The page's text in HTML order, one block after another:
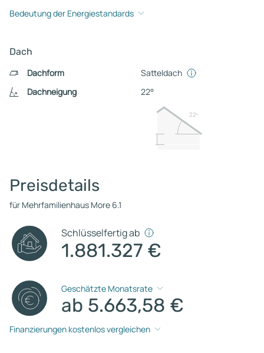
Bedeutung der Energiestandards
Dach
Dachform
Satteldach
Dachneigung
22°
22º
Preisdetails
für Mehrfamilienhaus More 6.1
Schlüsselfertig ab
1.881.327 €
Geschätzte Monatsrate
ab 5.663,58 €
Finanzierungen kostenlos vergleichen